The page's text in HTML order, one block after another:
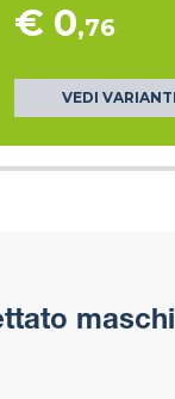
€ 0,76
VEDI VARIANTI